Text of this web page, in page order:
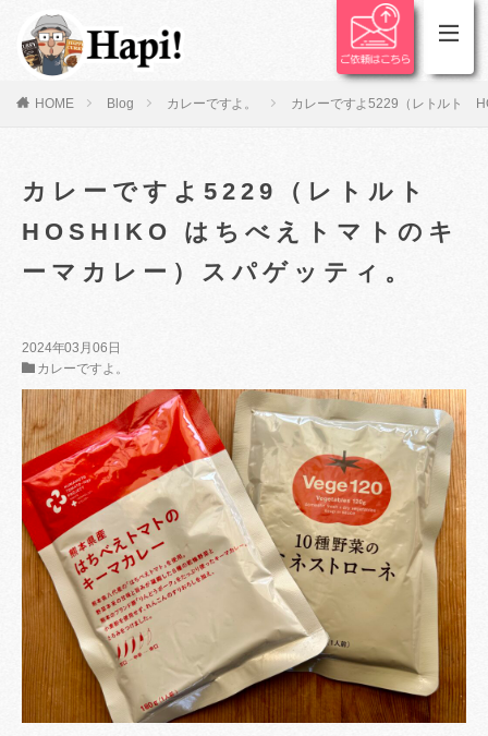
HOME Blog カレーですよ。 カレーですよ5229（レトルト
カレーですよ5229（レトルト
HOSHIKO はちべえトマトのキ
ーマカレー）スパゲッティ。
2024年03月06日
カレーですよ。